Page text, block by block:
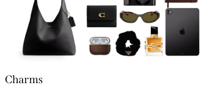
Charms